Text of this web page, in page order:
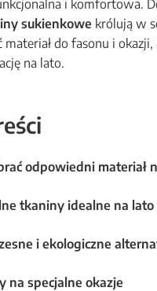
i komfortowa.
sukienkowe królują w
materiał do fasonu i
na lato.
odpowiedni materiał
tkaniny idealne na lato
i ekologiczne
na specjalne okazje